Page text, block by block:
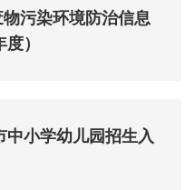
污染环境防治信息
）
中小学幼儿园招生入